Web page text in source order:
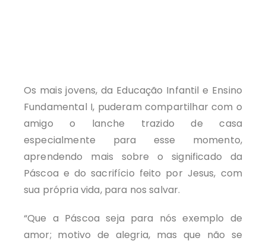
Os mais jovens, da Educação Infantil e Ensino
Fundamental I, puderam compartilhar com o
amigo o lanche trazido de casa
especialmente para esse momento,
aprendendo mais sobre o significado da
Páscoa e do sacrifício feito por Jesus, com
sua própria vida, para nos salvar.
“Que a Páscoa seja para nós exemplo de
amor; motivo de alegria, mas que não se